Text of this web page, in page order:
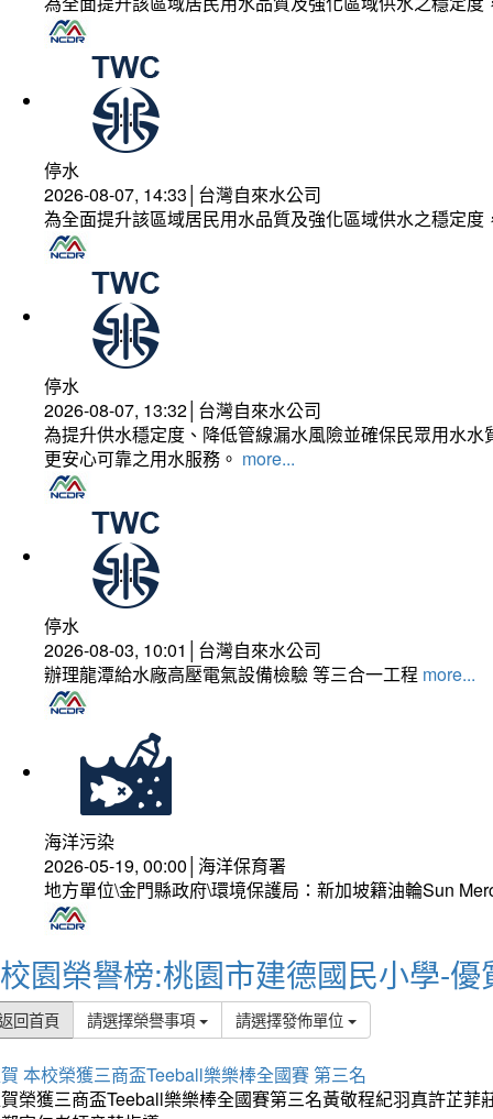
停水
2026-08-07, 14:33│台灣自來水公司
為全面提升該區域居民用水品質及強化區域供水之穩定
停水
2026-08-07, 13:32│台灣自來水公司
為提升供水穩定度、降低管線漏水風險並確保民眾用水
更安心可靠之用水服務。 more...
停水
2026-08-03, 10:01│台灣自來水公司
辦理龍潭給水廠高壓電氣設備檢驗 等三合一工程 more...
海洋污染
2026-05-19, 00:00│海洋保育署
地方單位\金門縣政府\環境保護局：新加坡籍油輪Sun
校園榮譽榜:桃園市建德國民小學-優
回首頁 請選擇榮譽事項 請選擇發佈單位
本校榮獲三商盃Teeball樂樂棒全國賽 第三名
榮獲三商盃Teeball樂樂棒全國賽第三名黃敬程紀羽真許芷